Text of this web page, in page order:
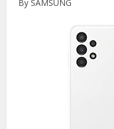
By SAMSUNG